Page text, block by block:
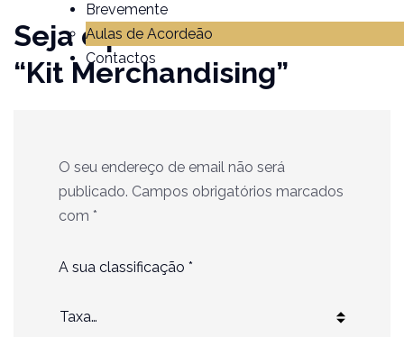
Brevemente
Aulas de Acordeão
Contactos
Seja o primeiro a avaliar
“Kit Merchandising”
O seu endereço de email não será
publicado. Campos obrigatórios marcados
com *
A sua classificação *